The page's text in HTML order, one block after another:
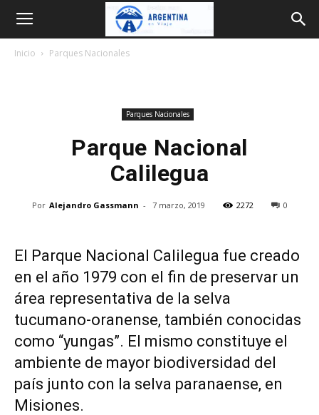
Argentina
Inicio Parques Nacionales
Parques Nacionales
Parque Nacional
Calilegua
Por Alejandro Gassmann - 7 marzo, 2019 2272 0
El Parque Nacional Calilegua fue creado
en el año 1979 con el fin de preservar un
área representativa de la selva
tucumano-oranense, también conocidas
como “yungas”. El mismo constituye el
ambiente de mayor biodiversidad del
país junto con la selva paranaense, en
Misiones.